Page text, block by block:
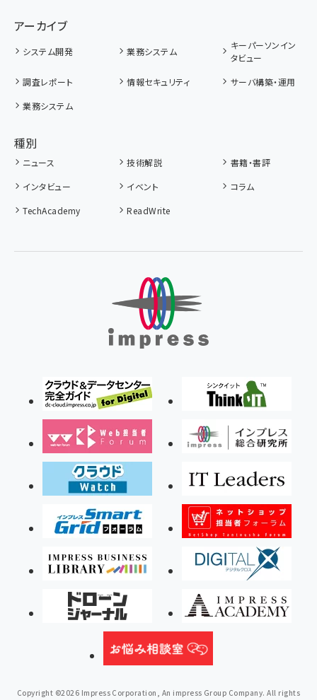
アーカイブ
システム開発 業務システム
キーパーソンイン
タビュー
調査レポート
情報セキュリティ
サーバ構築・運用
業務システム
種別
ニュース 技術解説
書籍・書評
インタビュー
イベント
コラム
TechAcademy
ReadWrite
Copyright ©2026 Impress Corporation, An impress Group Company. All rights